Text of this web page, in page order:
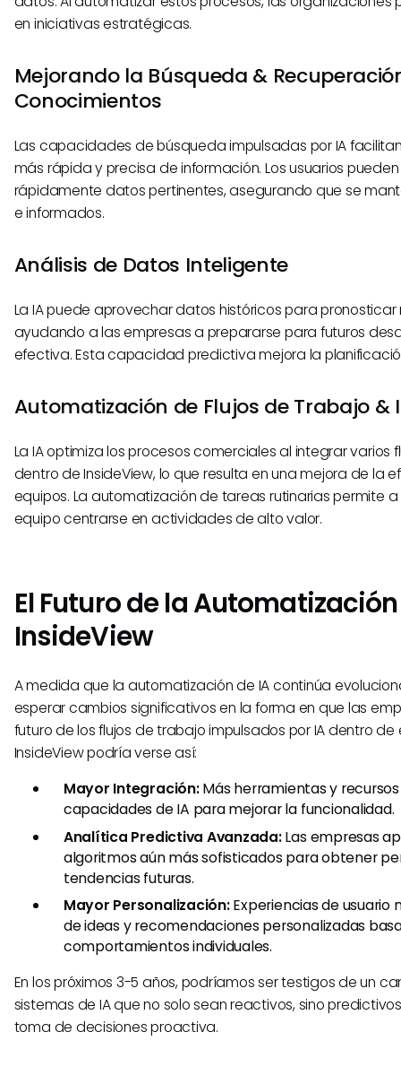
en iniciativas estratégicas.
Mejorando la Búsqueda &
Conocimientos
Las capacidades de búsqueda impulsadas por IA
más rápida y precisa de información. Los usuarios
rápidamente datos pertinentes, asegurando que se
e informados.
Análisis de Datos Inteligente
La IA puede aprovechar datos históricos para pronosticar
ayudando a las empresas a prepararse para futuros
efectiva. Esta capacidad predictiva mejora la
Automatización de Flujos de Trabajo &
La IA optimiza los procesos comerciales al integrar varios
dentro de InsideView, lo que resulta en una mejora de la
equipos. La automatización de tareas rutinarias permite
equipo centrarse en actividades de alto valor.
El Futuro de la
InsideView
A medida que la automatización de IA continúa
esperar cambios significativos en la forma en que las
futuro de los flujos de trabajo impulsados por IA dentro
InsideView podría verse así:
Mayor Integración:Más herramientas y
capacidades de IA para mejorar la funcionalidad.
Analítica Predictiva Avanzada:Las empresas
algoritmos aún más sofisticados para obtener
tendencias futuras.
Mayor Personalización:Experiencias de usuario
de ideas y recomendaciones personalizadas
comportamientos individuales.
En los próximos 3-5 años, podríamos ser testigos de un
sistemas de IA que no solo sean reactivos, sino
toma de decisiones proactiva.